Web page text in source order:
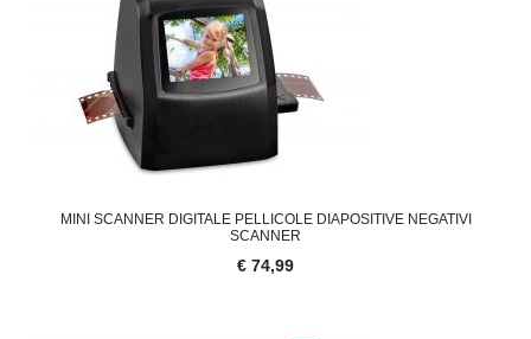
MINI SCANNER DIGITALE PELLICOLE DIAPOSITIVE NEGATIVI
SCANNER
€ 74,99